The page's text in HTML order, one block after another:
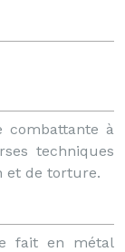
combattante à
techniques
et de torture.
fait en métal